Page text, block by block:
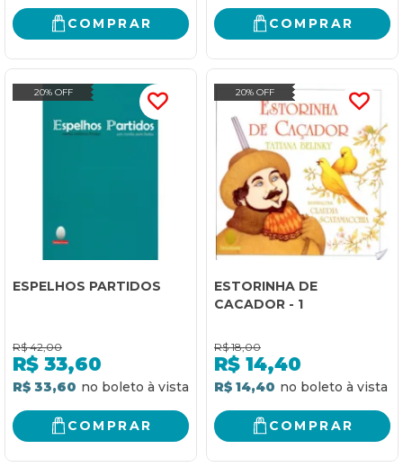
COMPRAR COMPRAR
20% OFF
ESPELHOS PARTIDOS
R$ 42,00
R$ 33,60
R$ 33,60
COMPRAR
20% OFF
ESTORINHA DE
CACADOR - 1
R$ 18,00
R$ 14,40
R$ 14,40
COMPRAR